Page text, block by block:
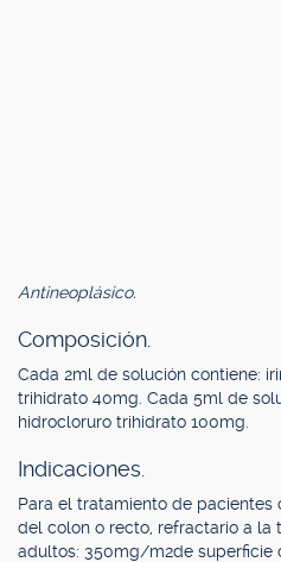
Antineoplásico.
Composición.
Cada 2ml de solución contiene:
trihidrato 40mg. Cada 5ml de
hidrocloruro trihidrato 100mg.
Indicaciones.
Para el tratamiento de
del colon o recto, refractario a la
adultos: 350mg/m2de superficie